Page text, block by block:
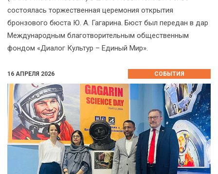
состоялась торжественная церемония открытия
бронзового бюста Ю. А. Гагарина. Бюст был передан в дар
Международным благотворительным общественным
фондом «Диалог Культур – Единый Мир».
16 АПРЕЛЯ 2026 СОБЫТИЯ